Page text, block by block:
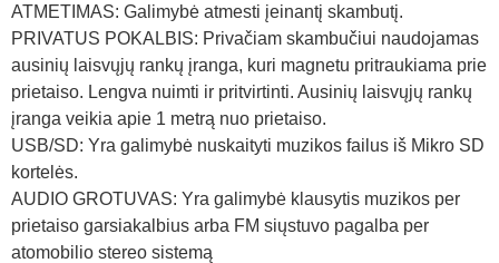
ATMETIMAS: Galimybė atmesti įeinantį skambutį.
PRIVATUS POKALBIS: Privačiam skambučiui naudojamas
ausinių laisvųjų rankų įranga, kuri magnetu pritraukiama prie
prietaiso. Lengva nuimti ir pritvirtinti. Ausinių laisvųjų rankų
įranga veikia apie 1 metrą nuo prietaiso.
USB/SD: Yra galimybė nuskaityti muzikos failus iš Mikro SD
kortelės.
AUDIO GROTUVAS: Yra galimybė klausytis muzikos per
prietaiso garsiakalbius arba FM siųstuvo pagalba per
atomobilio stereo sistemą